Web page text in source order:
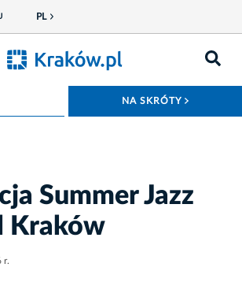
PL
NA SKRÓTY
Summer Jazz
Kraków
r.